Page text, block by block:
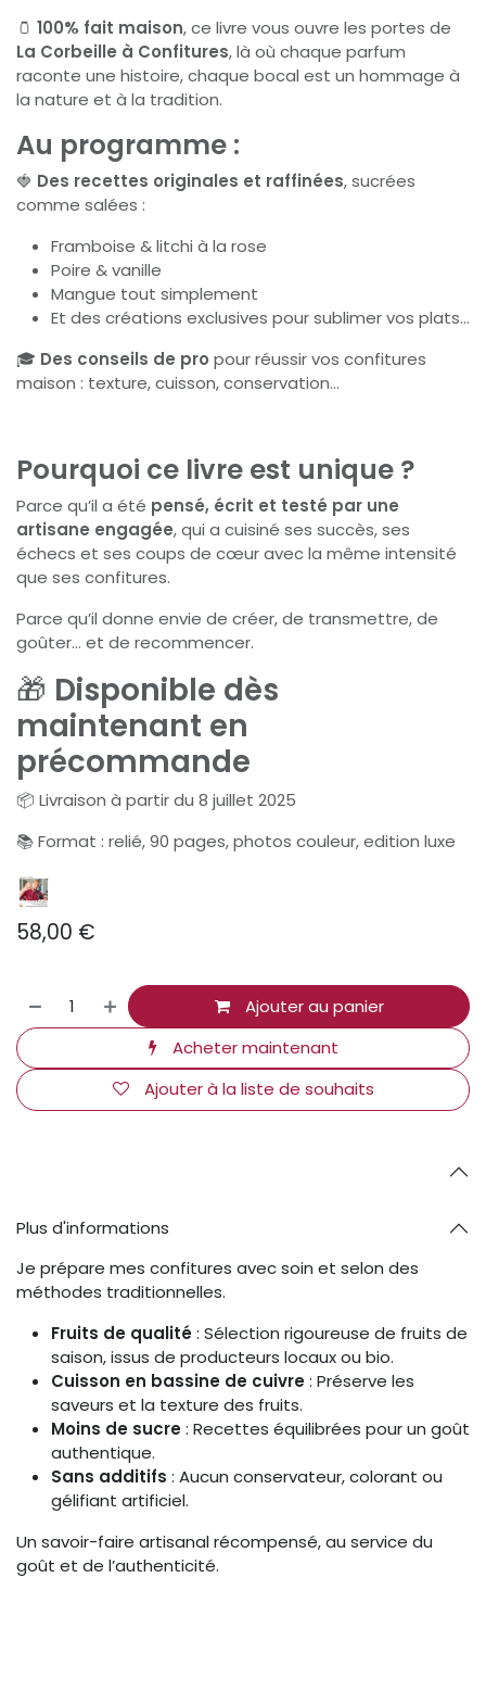
🫙 100% fait maison, ce livre vous ouvre les portes de
La Corbeille à Confitures, là où chaque parfum
raconte une histoire, chaque bocal est un hommage à
la nature et à la tradition.
Au programme :
🍓 Des recettes originales et raffinées, sucrées
comme salées :
Framboise & litchi à la rose
Poire & vanille
Mangue tout simplement
Et des créations exclusives pour sublimer vos plats…
🎓 Des conseils de pro pour réussir vos confitures
maison : texture, cuisson, conservation…
Pourquoi ce livre est unique ?
Parce qu’il a été pensé, écrit et testé par une
artisane engagée, qui a cuisiné ses succès, ses
échecs et ses coups de cœur avec la même intensité
que ses confitures.
Parce qu’il donne envie de créer, de transmettre, de
goûter… et de recommencer.
🎁 Disponible dès
maintenant en
précommande
📦 Livraison à partir du 8 juillet 2025
📚 Format : relié, 90 pages, photos couleur, edition luxe
58,00 €
Ajouter au panier
Acheter maintenant
Ajouter à la liste de souhaits
Plus d'informations
Je prépare mes confitures avec soin et selon des
méthodes traditionnelles.
Fruits de qualité: Sélection rigoureuse de fruits de
saison, issus de producteurs locaux ou bio.
Cuisson en bassine de cuivre: Préserve les
saveurs et la texture des fruits.
Moins de sucre: Recettes équilibrées pour un goût
authentique.
Sans additifs : Aucun conservateur, colorant ou
gélifiant artificiel.
Un savoir-faire artisanal récompensé, au service du
goût et de l’authenticité.